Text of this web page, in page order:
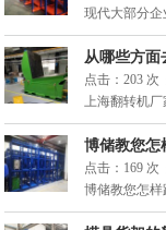
现代大部分企
从哪些方面
点击：203 次
上海翻转机厂
博储教您怎
点击：169 次
博储教您怎样